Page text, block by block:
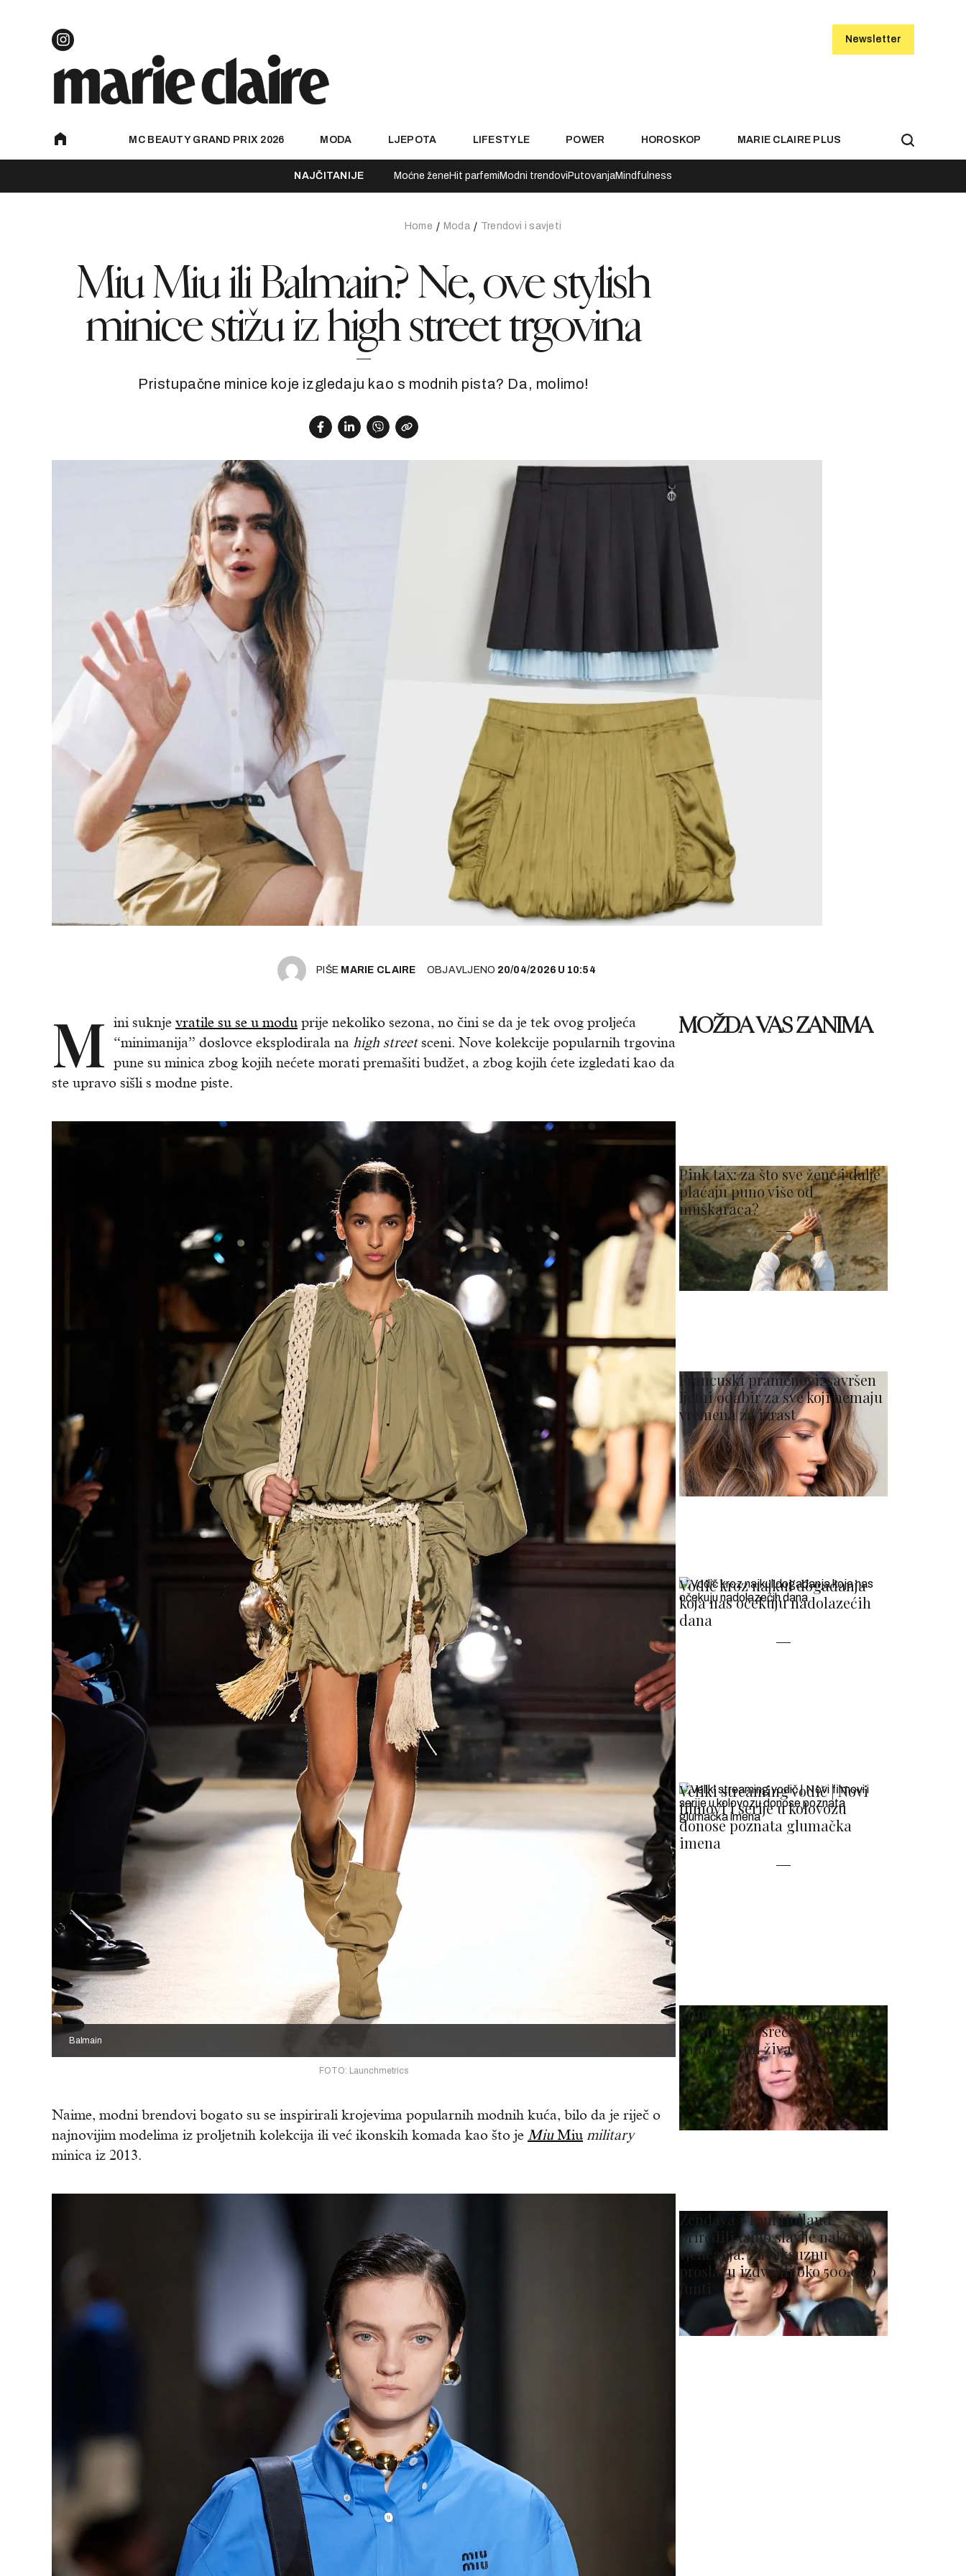
Newsletter
MC BEAUTY GRAND PRIX 2026 MODA LJEPOTA LIFESTYLE POWER HOROSKOP MARIE CLAIRE PLUS
NAJČITANIJE Moćne žene Hit parfemi Modni trendovi PutovanjaMindfulness
Home Moda Trendovi i savjeti
Miu Miu ili Balmain? Ne, ove stylish
minice stižu iz high street trgovina
Pristupačne minice koje izgledaju kao s modnih pista? Da, molimo!
PIŠE MARIE CLAIRE OBJAVLJENO 20/04/2026 U 10:54
M ini suknje vratile su se u modu prije nekoliko sezona, no čini se da je tek ovog proljeća
“minimanija” doslovce eksplodirala na high streetsceni. Nove kolekcije popularnih trgovina
pune su minica zbog kojih nećete morati premašiti budžet, a zbog kojih ćete izgledati kao da
ste upravo sišli s modne piste.
FOTO: Launchmetrics
Balmain
Naime, modni brendovi bogato su se inspirirali krojevima popularnih modnih kuća, bilo da je riječ o
najnovijim modelima iz proljetnih kolekcija ili već ikonskih komada kao što je MiuMiu military
minica iz 2013.
MOŽDA VAS ZANIMA
Pink tax: za što sve žene i dalje
plaćaju puno više od
muškaraca?
Francuski pramenovi: savršen
ljetni odabir za sve koji nemaju
vremena za izrast
Vodič kroz najkul događanja
koja nas očekuju nadolazećih
dana
Veliki streaming vodič | Novi
filmovi i serije u kolovozu
donose poznata glumačka
imena
Minnie Driver nakon teške
prometne nesreće: 'Zahvalna
sam što sam živa'
Zendaya i Tom Holland
priredili tajno slavlje nakon
vjenčanja: Za luksuznu
proslavu izdvojili oko 500.000
funti